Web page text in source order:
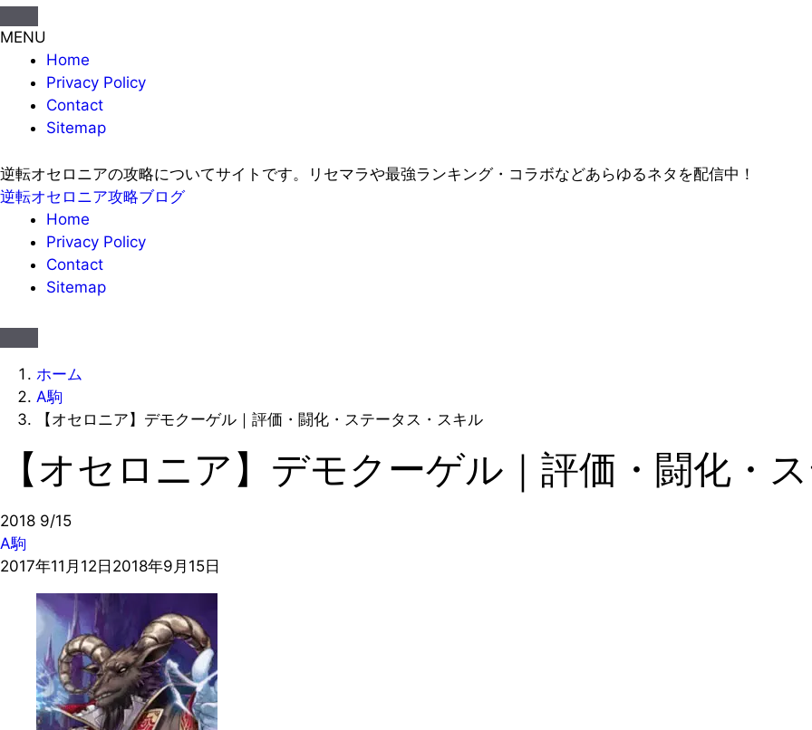
MENU
Home
Privacy Policy
Contact
Sitemap
逆転オセロニアの攻略についてサイトです。リセマラや最強ランキング・コラボなどあらゆるネタを配信中！
逆転オセロニア攻略ブログ
Home
Privacy Policy
Contact
Sitemap
ホーム
A駒
【オセロニア】デモクーゲル｜評価・闘化・ステータス・スキル
【オセロニア】デモクーゲル｜評価・闘化・
2018 9/15
A駒
2017年11月12日 2018年9月15日